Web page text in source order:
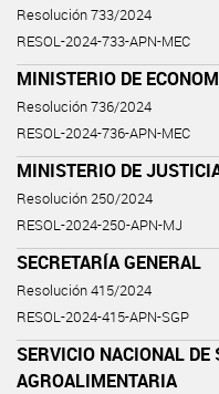
Resolución 733/2024
RESOL-2024-733-APN-MEC
MINISTERIO DE
Resolución 736/2024
RESOL-2024-736-APN-MEC
MINISTERIO DE
Resolución 250/2024
RESOL-2024-250-APN-MJ
SECRETARÍA GENERAL
Resolución 415/2024
RESOL-2024-415-APN-SGP
SERVICIO NACIONAL DE
AGROALIMENTARIA